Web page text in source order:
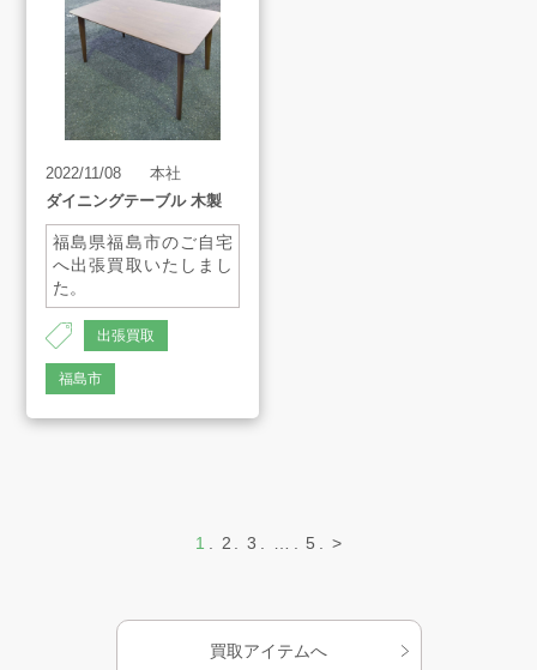
2022/11/08
本社
ダイニングテーブル 木製
福島県福島市のご自宅
へ出張買取いたしまし
た。
AH-1387
出張買取
福島市
1 2 3 … 5 >
買取アイテムへ